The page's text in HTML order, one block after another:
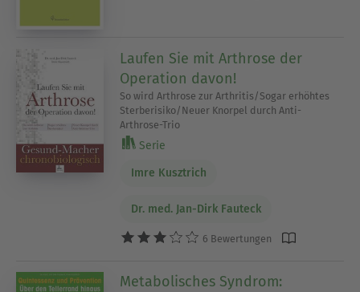
Laufen Sie mit Arthrose der
Operation davon!
So wird Arthrose zur Arthritis/Sogar erhöhtes
Sterberisiko/Neuer Knorpel durch Anti-
Arthrose-Trio
Serie
Imre Kusztrich
Dr. med. Jan-Dirk Fauteck
6 Bewertungen
Metabolisches Syndrom: